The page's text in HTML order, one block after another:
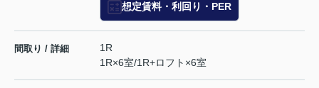
想定賃料・利回り・PER
間取り / 詳細
1R
1R×6室/1R+ロフト×6室